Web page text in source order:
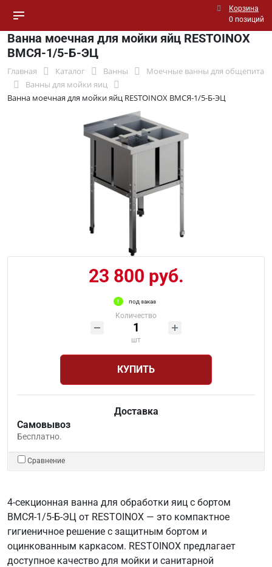
Корзина
0 позиций
Ванна моечная для мойки яйц RESTOINOX
ВМСЯ-1/5-Б-ЭЦ
Главная Каталог Ванны
Моечные ванны для общепита
Ванны для мойки яиц
Ванна моечная для мойки яйц RESTOINOX ВМСЯ-1/5-Б-ЭЦ
23 800 руб.
под заказ
Количество
шт
КУПИТЬ
Доставка
Самовывоз
Бесплатно.
Сравнение
4-секционная ванна для обработки яиц с бортом
ВМСЯ-1/5-Б-ЭЦ от RESTOINOX — это компактное
гигиеничное решение с защитным бортом и
оцинкованным каркасом. RESTOINOX предлагает
доступное качество для мойки и санитарной